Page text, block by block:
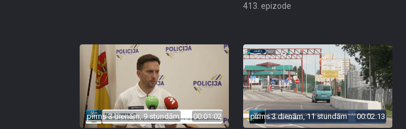
413. epizode
pirms 3 dienām, 9 stundām 00:01:02 pirms 3 dienām, 11 stundām 00:02:13